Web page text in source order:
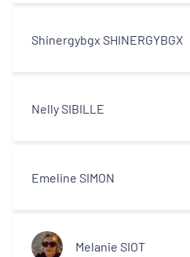
Shinergybgx SHINERGYBGX
Nelly SIBILLE
Emeline SIMON
Melanie SIOT